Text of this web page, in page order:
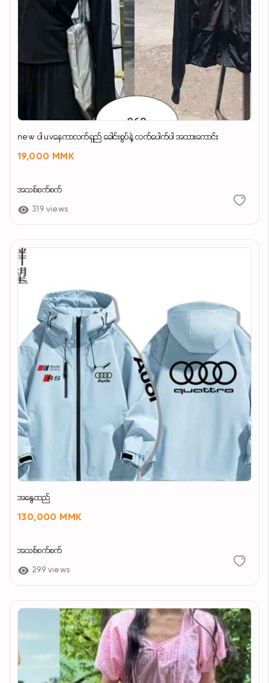
new ပါ uvနေကာလက်ရှည် ခေါင်းစွပ်နဲ့ လက်ပေါက်ပါ အသားကောင်း
19,000 MMK
အသစ်စက်စက်
319 views
အနွေထည်
130,000 MMK
အသစ်စက်စက်
299 views